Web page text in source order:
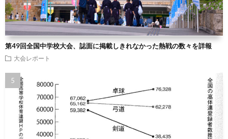
第49回全国中学校大会、誌面に掲載しきれなかった熱戦の数々を詳報
大会レポート